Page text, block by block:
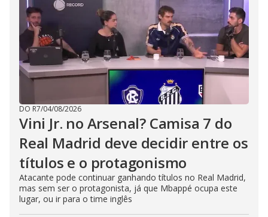
DO R7/04/08/2026
Vini Jr. no Arsenal? Camisa 7 do
Real Madrid deve decidir entre os
títulos e o protagonismo
Atacante pode continuar ganhando títulos no Real Madrid,
mas sem ser o protagonista, já que Mbappé ocupa este
lugar, ou ir para o time inglês